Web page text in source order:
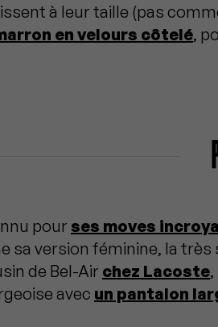
à leur taille (pas
en velours côtelé,
pour ses moves
sa version féminine, la très
de Bel-Air chez Lacoste
avec un pantalon